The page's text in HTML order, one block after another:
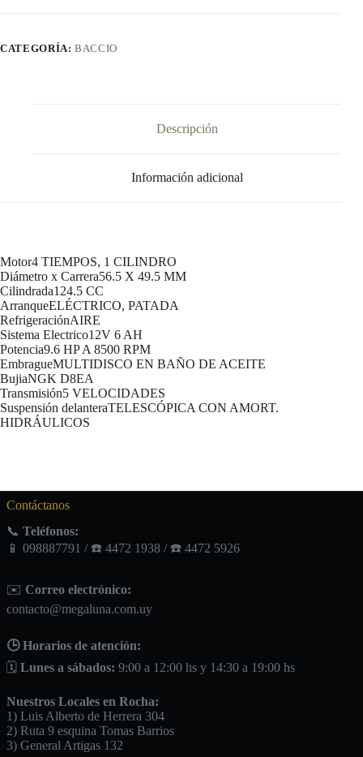
CATEGORÍA:BACCIO
Descripción
Información adicional
Motor4 TIEMPOS, 1 CILINDRO
Diámetro x Carrera56.5 X 49.5 MM
Cilindrada124.5 CC
ArranqueELÉCTRICO, PATADA
RefrigeraciónAIRE
Sistema Electrico12V 6 AH
Potencia9.6 HP A 8500 RPM
EmbragueMULTIDISCO EN BAÑO DE ACEITE
BujiaNGK D8EA
Transmisión5 VELOCIDADES
Suspensión delanteraTELESCÓPICA CON AMORT.
HIDRÁULICOS
Contáctanos
📞 Teléfonos:
📱 098887791 / ☎️ 4472 1938 / ☎️ 4472 5926
✉️ Correo electrónico:
contacto@megaluna.com.uy
🕒 Horarios de atención:
🗓️ Lunes a sábados: 9:00 a 12:00 hs y 14:30 a 19:00 hs
Nuestros Locales en Rocha:
1) Luis Alberto de Herrera 304
2) Ruta 9 esquina Tomas Barrios
3) General Artigas 132